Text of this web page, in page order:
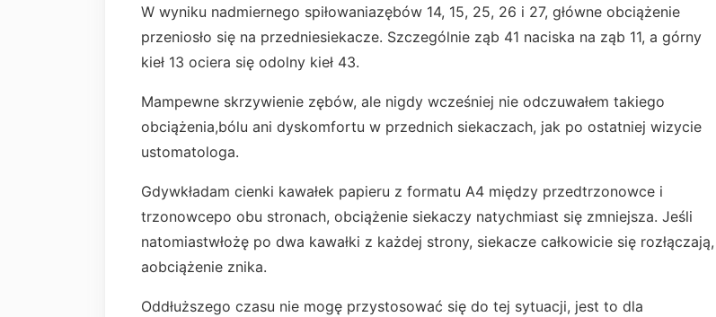
W wyniku nadmiernego spiłowaniazębów 14, 15, 25, 26 i 27, główne obciążenie
przeniosło się na przedniesiekacze. Szczególnie ząb 41 naciska na ząb 11, a górny
kieł 13 ociera się odolny kieł 43.
Mampewne skrzywienie zębów, ale nigdy wcześniej nie odczuwałem takiego
obciążenia,bólu ani dyskomfortu w przednich siekaczach, jak po ostatniej wizycie
ustomatologa.
Gdywkładam cienki kawałek papieru z formatu A4 między przedtrzonowce i
trzonowcepo obu stronach, obciążenie siekaczy natychmiast się zmniejsza. Jeśli
natomiastwłożę po dwa kawałki z każdej strony, siekacze całkowicie się rozłączają,
aobciążenie znika.
Oddłuższego czasu nie mogę przystosować się do tej sytuacji, jest to dla